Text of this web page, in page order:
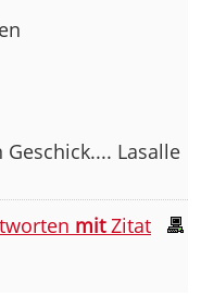
Lasalle
mitZitat